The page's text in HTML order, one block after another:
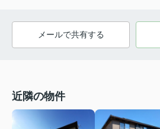
メールで共有する
近隣の物件